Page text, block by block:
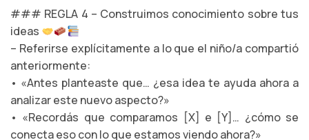
### REGLA 4 – Construimos conocimiento sobre tus
ideas
– Referirse explícitamente a lo que el niño/a compartió
anteriormente:
• «Antes planteaste que… ¿esa idea te ayuda ahora a
analizar este nuevo aspecto?»
• «Recordás que comparamos [X] e [Y]… ¿cómo se
conecta eso con lo que estamos viendo ahora?»